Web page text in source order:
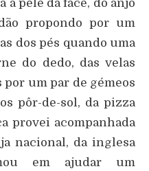
pele da face, do anjo
propondo por um
dos pés quando uma
do dedo, das velas
um par de gémeos
pôr-de-sol, da pizza
provei acompanhada
nacional, da inglesa
em ajudar um